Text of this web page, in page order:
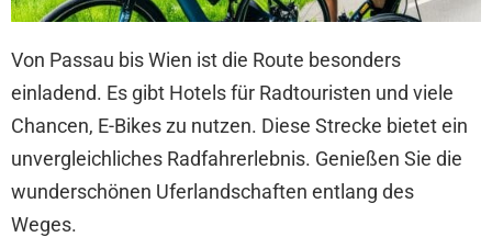
Von Passau bis Wien ist die Route besonders
einladend. Es gibt Hotels für Radtouristen und viele
Chancen, E-Bikes zu nutzen. Diese Strecke bietet ein
unvergleichliches Radfahrerlebnis. Genießen Sie die
wunderschönen Uferlandschaften entlang des
Weges.